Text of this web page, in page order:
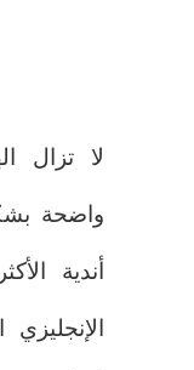
لا تزال
أندية